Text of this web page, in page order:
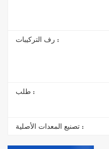
رف التركيبات :
طلب :
تصنيع المعدات الأصلية :